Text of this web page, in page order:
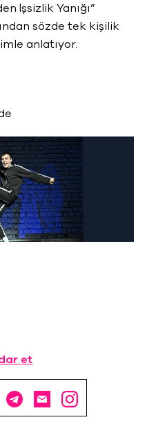
İşsizlik Yanığı”
sözde tek kişilik
anlatıyor.
et